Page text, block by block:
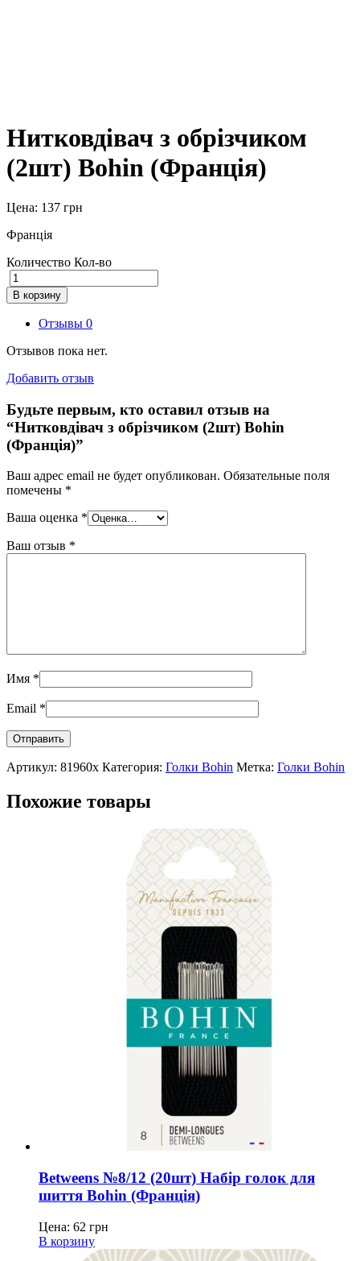
Нитковдівач з обрізчиком
(2шт) Bohin (Франція)
Цена: 137 грн
Франція
Количество Кол-во
В корзину
Отзывы 0
Отзывов пока нет.
Добавить отзыв
Будьте первым, кто оставил отзыв на
“Нитковдівач з обрізчиком (2шт) Bohin
(Франція)”
Ваш адрес email не будет опубликован. Обязательные поля
помечены *
Ваша оценка *
Ваш отзыв *
Имя *
Email *
Артикул: 81960x Категория: Голки Bohin Метка: Голки Bohin
Похожие товары
Betweens №8/12 (20шт) Набір голок для
шиття Bohin (Франція)
Цена: 62 грн
В корзину